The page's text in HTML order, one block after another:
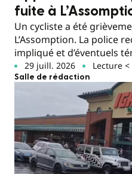
fuite à
Un cycliste a été
L’Assomption. La police
impliqué et d’éventuels
29 juill. 2026 Lecture
Salle de rédaction